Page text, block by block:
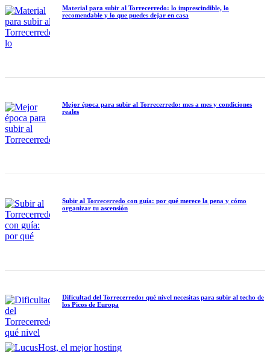
Material para subir al Torrecerredo: lo imprescindible, lo
recomendable y lo que puedes dejar en casa
Mejor época para subir al Torrecerredo: mes a mes y condiciones
reales
Subir al Torrecerredo con guía: por qué merece la pena y cómo
organizar tu ascensión
Dificultad del Torrecerredo: qué nivel necesitas para subir al techo de
los Picos de Europa